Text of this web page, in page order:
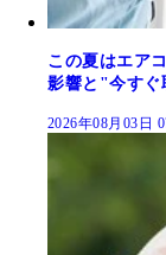
この夏はエア
影響と"今すぐ
2026年08月03日